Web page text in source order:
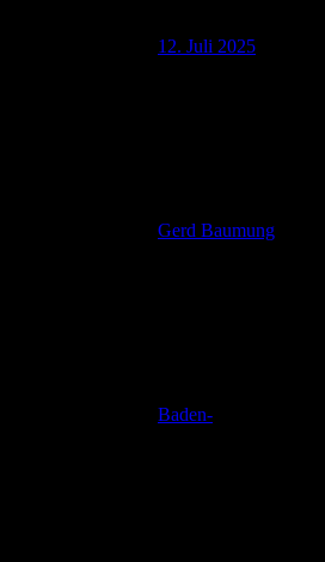
12. Juli 2025
Gerd Baumung
Baden-